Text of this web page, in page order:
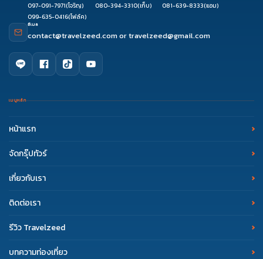
097-091-7971(โจริญ) 080-394-3310(เก็บ) 081-639-8333(แอม)
099-635-0416(โฟล์ค)
อีเมล
contact@travelzeed.comortravelzeed@gmail.com
เมนูหลัก
หน้าแรก
จัดกรุ๊ปทัวร์
เกี่ยวกับเรา
ติดต่อเรา
รีวิว Travelzeed
บทความท่องเที่ยว